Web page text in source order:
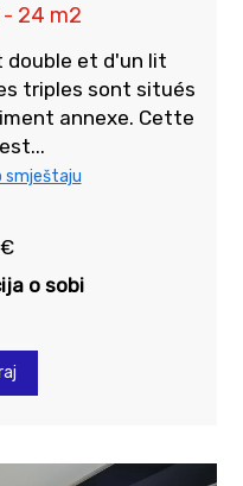
- 24 m2
double et d'un lit
triples sont situés
annexe. Cette
smještaju
o sobi